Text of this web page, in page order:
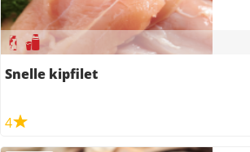
Snelle kipfilet
4